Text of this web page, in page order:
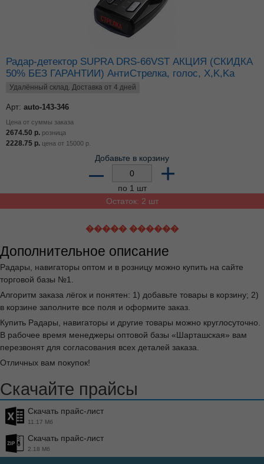
Радар-детектор SUPRA DRS-66VST АКЦИЯ (СКИДКА
50% БЕЗ ГАРАНТИИ) АнтиСтрелка, голос, X,K,Ka
Удалённый склад. Доставка от 4 дней
Арт: auto-143-346
Цена от суммы заказа
2674.50 р. розница
2228.75 р. цена от 15000 р.
Добавьте в корзину
– +
по 1 шт
Остаток: 2 шт
����� ������
Дополнительное описание
Радары, навигаторы оптом и в розницу можно купить на сайте
торговой базы №1.
Алгоритм заказа лёгок и понятен: 1) добавьте товары в корзину; 2)
в корзине заполните все поля и оформите заказ.
Купить Радары, навигаторы и другие товары можно круглосуточно.
В рабочее время менеджеры оптовой базы «Шарташская» вам
перезвонят для согласования всех деталей заказа.
Отличных вам покупок!
Скачайте прайсы
Скачать прайс-лист
11.17 Мб
Скачать прайс-лист
2.18 Мб